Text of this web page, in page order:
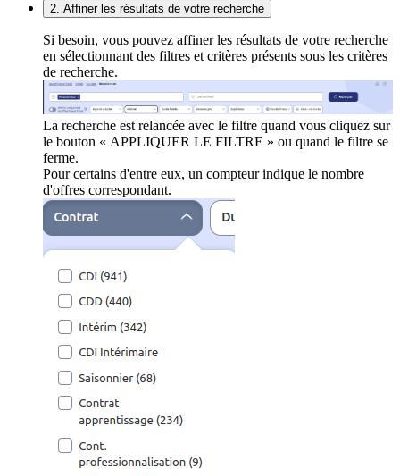
2. Affiner les résultats de votre recherche
Si besoin, vous pouvez affiner les résultats de votre recherche
en sélectionnant des filtres et critères présents sous les critères
de recherche.
La recherche est relancée avec le filtre quand vous cliquez sur
le bouton « APPLIQUER LE FILTRE » ou quand le filtre se
ferme.
Pour certains d'entre eux, un compteur indique le nombre
d'offres correspondant.